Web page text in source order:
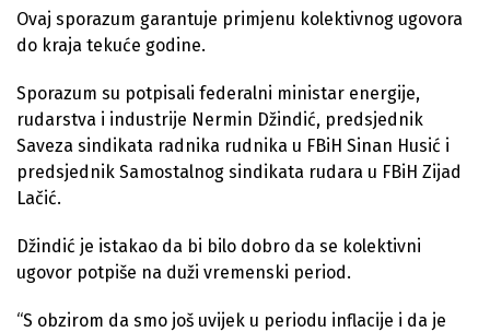
Ovaj sporazum garantuje primjenu kolektivnog ugovora
do kraja tekuće godine.
Sporazum su potpisali federalni ministar energije,
rudarstva i industrije Nermin Džindić, predsjednik
Saveza sindikata radnika rudnika u FBiH Sinan Husić i
predsjednik Samostalnog sindikata rudara u FBiH Zijad
Lačić.
Džindić je istakao da bi bilo dobro da se kolektivni
ugovor potpiše na duži vremenski period.
“S obzirom da smo još uvijek u periodu inflacije i da je